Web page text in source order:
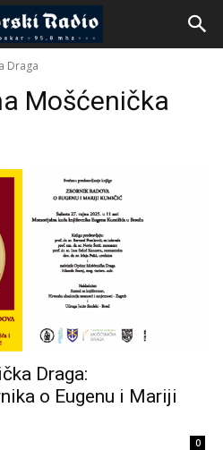
Draga
Mošćenička
Draga:
o Eugenu i Mariji
0